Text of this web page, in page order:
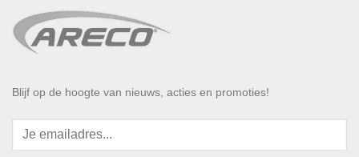
Blijf op de hoogte van nieuws, acties en promoties!